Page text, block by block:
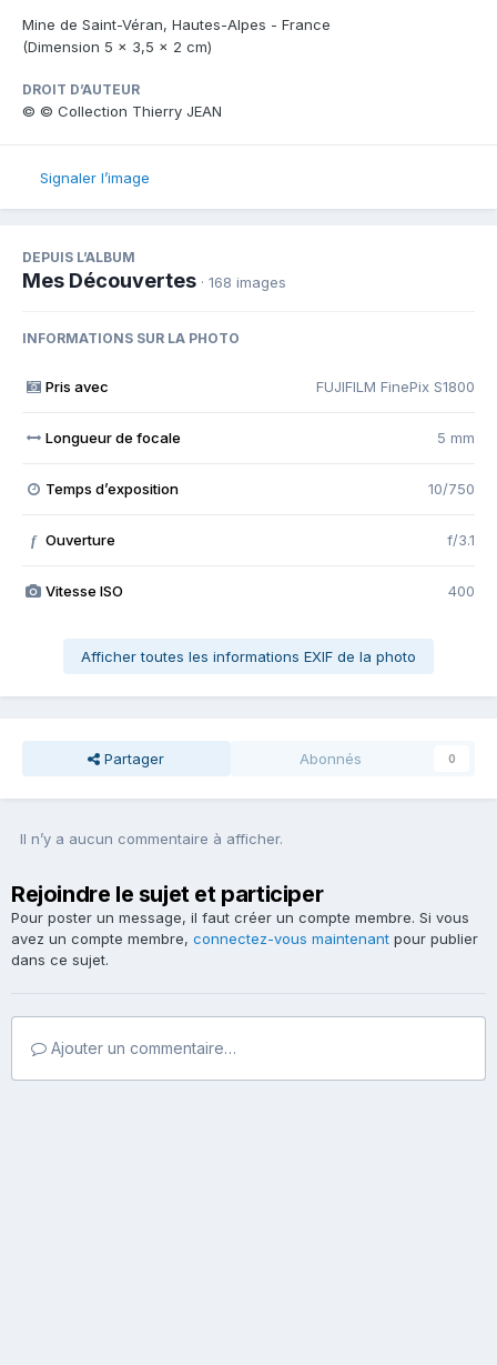
Mine de Saint-Véran, Hautes-Alpes - France
(Dimension 5 x 3,5 x 2 cm)
DROIT D’AUTEUR
© © Collection Thierry JEAN
Signaler l’image
DEPUIS L’ALBUM
Mes Découvertes · 168 images
INFORMATIONS SUR LA PHOTO
Pris avec FUJIFILM FinePix S1800
Longueur de focale 5 mm
Temps d’exposition 10/750
f Ouverture f/3.1
Vitesse ISO 400
Afficher toutes les informations EXIF de la photo
Partager Abonnés 0
Il n’y a aucun commentaire à afficher.
Rejoindre le sujet et participer
Pour poster un message, il faut créer un compte membre. Si vous
avez un compte membre, connectez-vous maintenant pour publier
dans ce sujet.
Ajouter un commentaire…